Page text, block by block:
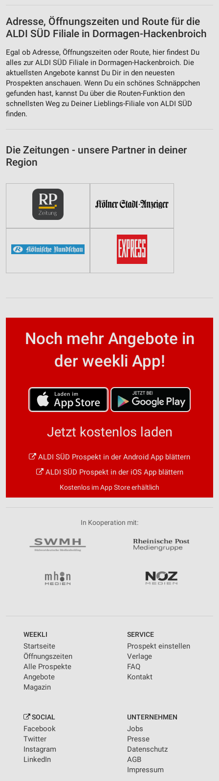
Adresse, Öffnungszeiten und Route für die
ALDI SÜD Filiale in Dormagen-Hackenbroich
Egal ob Adresse, Öffnungszeiten oder Route, hier findest Du
alles zur ALDI SÜD Filiale in Dormagen-Hackenbroich. Die
aktuellsten Angebote kannst Du Dir in den neuesten
Prospekten anschauen. Wenn Du ein schönes Schnäppchen
gefunden hast, kannst Du über die Routen-Funktion den
schnellsten Weg zu Deiner Lieblings-Filiale von ALDI SÜD
finden.
Die Zeitungen - unsere Partner in deiner
Region
Noch mehr Angebote in
der weekli App!
Jetzt kostenlos laden
ALDI SÜD Prospekt in der Android App blättern
ALDI SÜD Prospekt in der iOS App blättern
Kostenlos im App Store erhältlich
In Kooperation mit:
WEEKLI
Startseite
Öffnungszeiten
Alle Prospekte
Angebote
Magazin
SERVICE
Prospekt einstellen
Verlage
FAQ
Kontakt
SOCIAL
Facebook
Twitter
Instagram
LinkedIn
UNTERNEHMEN
Jobs
Presse
Datenschutz
AGB
Impressum